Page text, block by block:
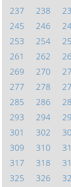
237
238
245
246
253
254
261
262
269
270
277
278
285
286
293
294
301
302
309
310
317
318
325
326